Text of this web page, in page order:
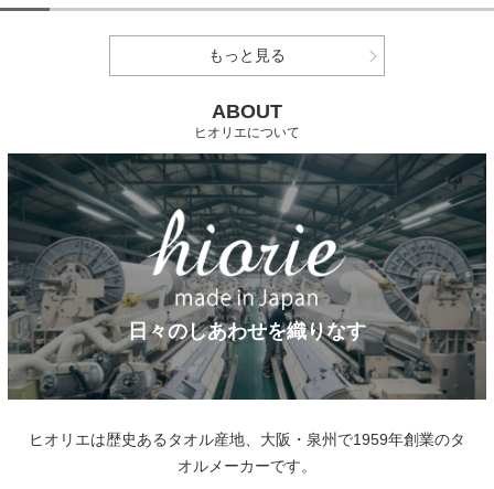
もっと見る
ABOUT
ヒオリエについて
日々のしあわせを織りなす
ヒオリエは歴史あるタオル産地、大阪・泉州で1959年創業のタ
オルメーカーです。